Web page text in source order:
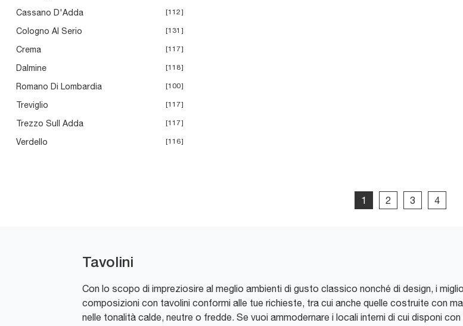
Cassano D'Adda 112
Cologno Al Serio 131
Crema 117
Dalmine 118
Romano Di Lombardia 100
Treviglio 117
Trezzo Sull Adda 117
Verdello 116
1 2 3 4
Tavolini
Con lo scopo di impreziosire al meglio ambienti di gusto classico nonché di design, i
composizioni con tavolini conformi alle tue richieste, tra cui anche quelle costruite con
nelle tonalità calde, neutre o fredde. Se vuoi ammodernare i locali interni di cui disponi